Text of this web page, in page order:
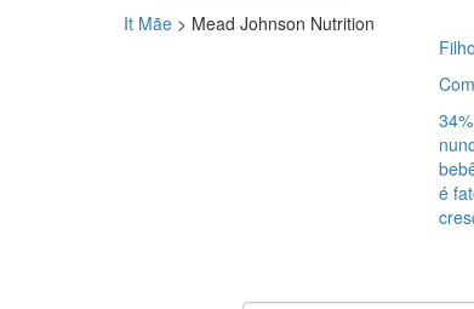
It Mãe > Mead Johnson Nutrition
é